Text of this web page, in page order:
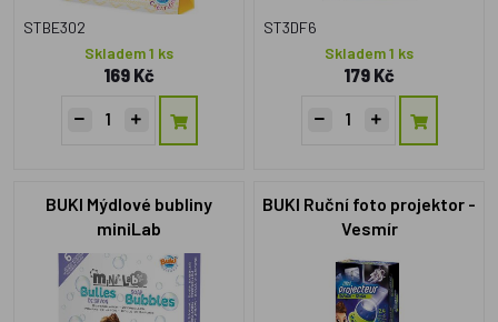
STBE302
Skladem 1 ks
169 Kč
ST3DF6
Skladem 1 ks
179 Kč
BUKI Mýdlové bubliny
miniLab
BUKI Ruční foto projektor -
Vesmír